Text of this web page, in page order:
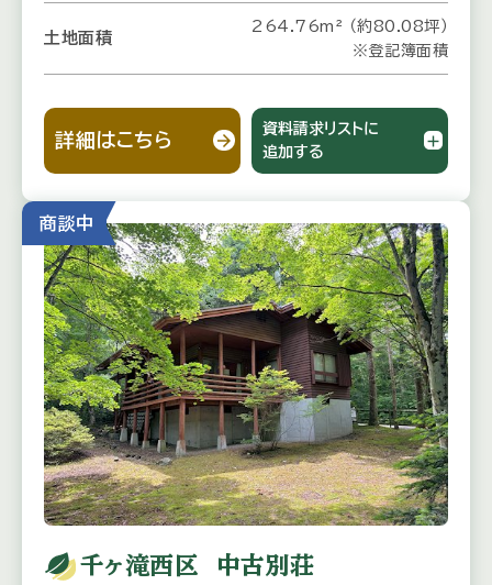
土地面積
264.76m² （約80.08坪）
※登記簿面積
詳細はこちら
資料請求リストに
追加する
商談中
千ヶ滝西区 中古別荘